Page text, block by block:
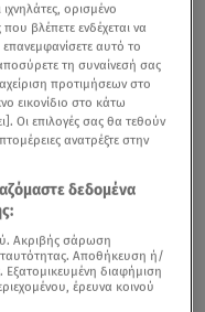
ορισμένο
βλέπετε ενδέχεται να
επανεμφανίσετε αυτό το
τη συναίνεσή σας
προτιμήσεων στο
εικονίδιο στο κάτω
Οι επιλογές σας θα τεθούν
ανατρέξτε στην
δεδομένα
Ακριβής σάρωση
ταυτότητας. Αποθήκευση ή/
διαφήμιση
έρευνα κοινού